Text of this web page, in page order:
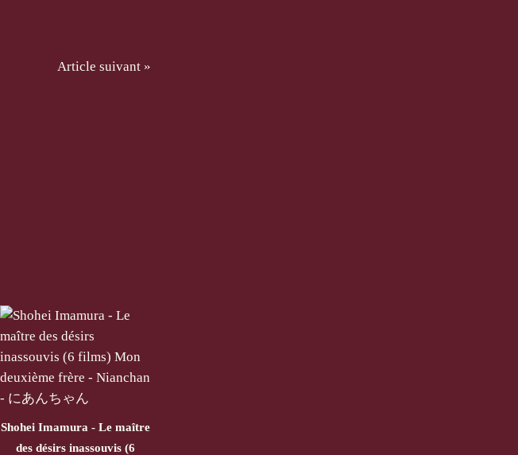
Article suivant »
Shohei Imamura - Le maître
des désirs inassouvis (6